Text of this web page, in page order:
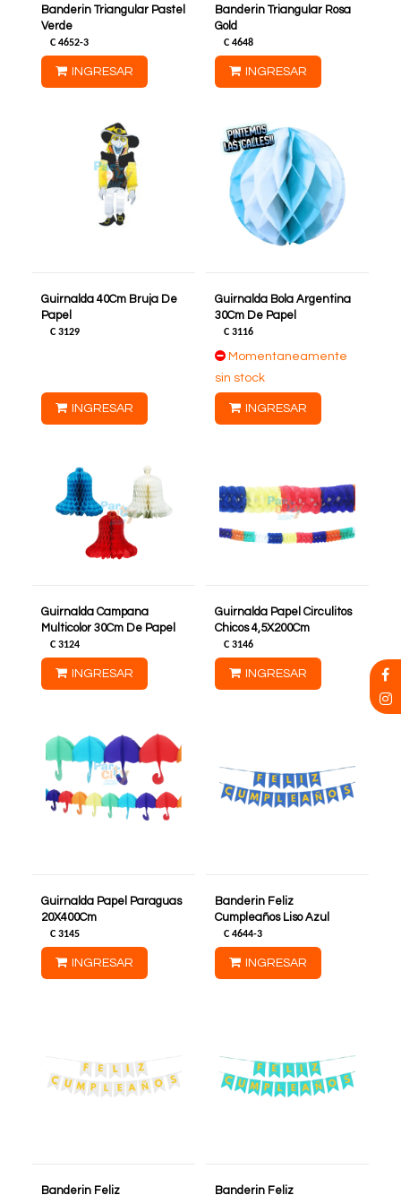
Banderin Triangular Pastel
Verde
C 4652-3
INGRESAR
Banderin Triangular Rosa
Gold
C 4648
INGRESAR
Guirnalda 40Cm Bruja De
Papel
C 3129
INGRESAR
Guirnalda Bola Argentina
30Cm De Papel
C 3116
Momentaneamente
sin stock
INGRESAR
Guirnalda Campana
Multicolor 30Cm De Papel
C 3124
INGRESAR
Guirnalda Papel Circulitos
Chicos 4,5X200Cm
C 3146
INGRESAR
Guirnalda Papel Paraguas
20X400Cm
C 3145
INGRESAR
Banderin Feliz
Cumpleaños Liso Azul
C 4644-3
INGRESAR
Banderin Feliz
Banderin Feliz